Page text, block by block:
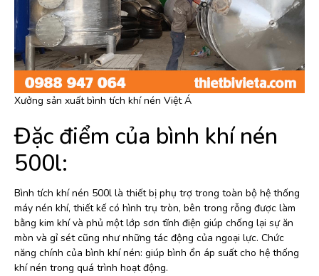
Xưởng sản xuất bình tích khí nén Việt Á
Đặc điểm của bình khí nén
500l:
Bình tích khí nén 500l là thiết bị phụ trợ trong toàn bộ hệ thống
máy nén khí, thiết kế có hình trụ tròn, bên trong rỗng được làm
bằng kim khí và phủ một lớp sơn tĩnh điện giúp chống lại sự ăn
mòn và gỉ sét cũng như những tác động của ngoại lực. Chức
năng chính của bình khí nén: giúp bình ổn áp suất cho hệ thống
khí nén trong quá trình hoạt động.